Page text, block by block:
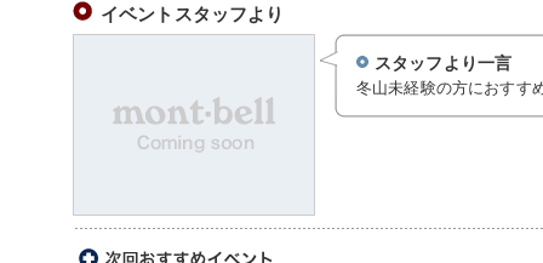
イベントスタッフより
スタッフより一言
冬山未経験の方におすす